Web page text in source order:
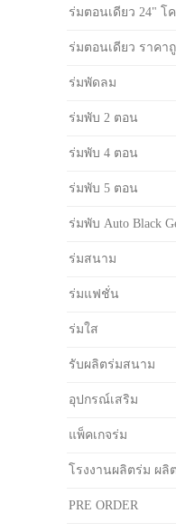
ร่มตอนเดียว 24" โ
ร่มตอนเดียว ราคา
ร่มพัดลม
ร่มพับ 2 ตอน
ร่มพับ 4 ตอน
ร่มพับ 5 ตอน
ร่มพับ Auto Black
ร่มสนาม
ร่มแฟชั่น
ร่มใส
รับผลิตร่มสนาม
อุปกรณ์เสริม
แพ็คเกจร่ม
โรงงานผลิตร่ม ผ
PRE ORDER